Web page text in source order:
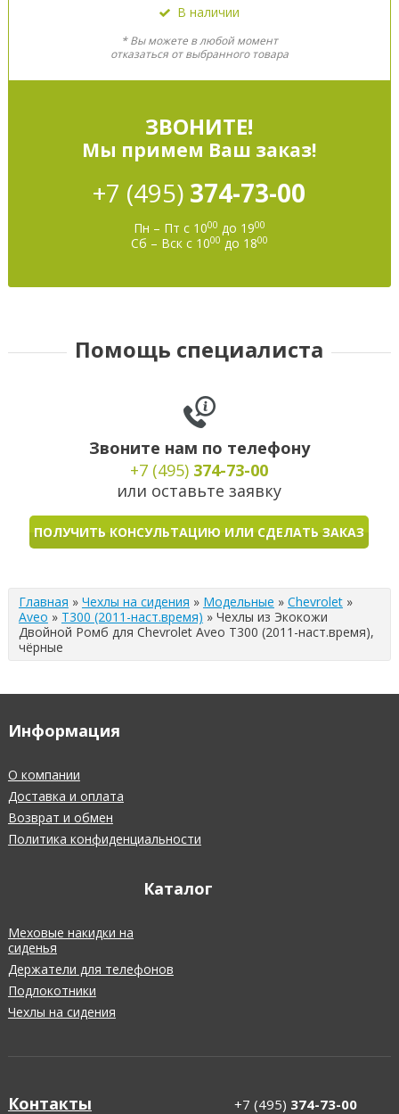
В наличии
* Вы можете в любой момент
отказаться от выбранного товара
ЗВОНИТЕ!
Мы примем Ваш заказ!
+7 (495) 374-73-00
Пн – Пт с 1000 до 1900
Сб – Вск с 1000 до 1800
Помощь специалиста
Звоните нам по телефону
+7 (495) 374-73-00
или оставьте заявку
ПОЛУЧИТЬ КОНСУЛЬТАЦИЮ ИЛИ СДЕЛАТЬ ЗАКАЗ
Главная » Чехлы на сидения » Модельные » Chevrolet»
Aveo » T300 (2011-наст.время) » Чехлы из Экокожи
Двойной Ромб для Chevrolet Aveo T300 (2011-наст.время),
чёрные
Информация
О компании
Доставка и оплата
Возврат и обмен
Политика конфиденциальности
Каталог
Меховые накидки на
сиденья
Держатели для телефонов
Подлокотники
Чехлы на сидения
Контакты +7 (495) 374-73-00